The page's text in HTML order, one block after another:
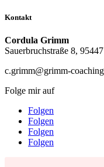
Kontakt
Cordula Grimm
Sauerbruchstraße 8,
c.grimm@grimm-
Folge mir auf
Folgen
Folgen
Folgen
Folgen